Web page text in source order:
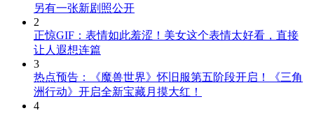
另有一张新剧照公开
2
正惊GIF：表情如此羞涩！美女这个表情太好看，直接
让人遐想连篇
3
热点预告：《魔兽世界》怀旧服第五阶段开启！《三角
洲行动》开启全新宝藏月摸大红！
4